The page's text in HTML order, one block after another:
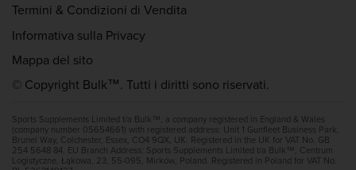
Termini & Condizioni di Vendita
Informativa sulla Privacy
Mappa del sito
© Copyright Bulk™. Tutti i diritti sono riservati.
Sports Supplements Limited t/a Bulk™, a company registered in England & Wales
(company number 05654661) with registered address: Unit 1 Gunfleet Business Park,
Brunel Way, Colchester, Essex, CO4 9QX, UK. Registered in the UK for VAT No. GB
254 5648 84. EU Branch Address: Sports Supplements Limited t/a Bulk™, Centrum
Logistyczne, Łąkowa, 23, 55-095, Mirków, Poland. Registered in Poland for VAT No.